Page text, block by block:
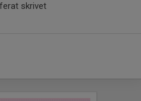
skrivet